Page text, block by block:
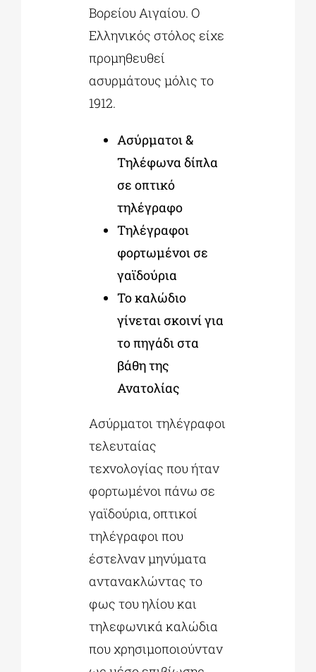
Βορείου Αιγαίου. Ο
Ελληνικός στόλος είχε
προμηθευθεί
ασυρμάτους μόλις το
1912.
Ασύρματοι &
Τηλέφωνα δίπλα
σε οπτικό
τηλέγραφο
Τηλέγραφοι
φορτωμένοι σε
γαϊδούρια
Το καλώδιο
γίνεται σκοινί για
το πηγάδι στα
βάθη της
Ανατολίας
Ασύρματοι τηλέγραφοι
τελευταίας
τεχνολογίας που ήταν
φορτωμένοι πάνω σε
γαϊδούρια, οπτικοί
τηλέγραφοι που
έστελναν μηνύματα
αντανακλώντας το
φως του ηλίου και
τηλεφωνικά καλώδια
που χρησιμοποιούνταν